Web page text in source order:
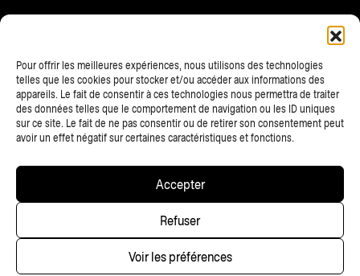
Pour offrir les meilleures expériences, nous utilisons des technologies
telles que les cookies pour stocker et/ou accéder aux informations des
appareils. Le fait de consentir à ces technologies nous permettra de traiter
des données telles que le comportement de navigation ou les ID uniques
sur ce site. Le fait de ne pas consentir ou de retirer son consentement peut
avoir un effet négatif sur certaines caractéristiques et fonctions.
Accepter
Refuser
Voir les préférences
reserved • Website